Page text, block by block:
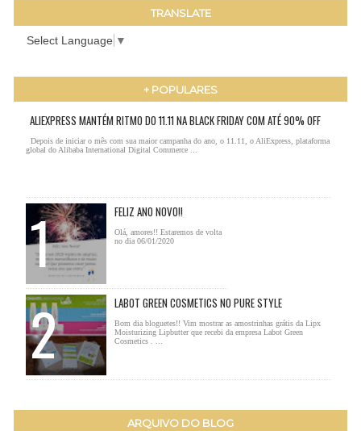
TRANSLATE
Select Language ▼
+ POPULARES
ALIEXPRESS MANTÉM RITMO DO 11.11 NA BLACK FRIDAY COM ATÉ 90% OFF
Depois de iniciar o mês com sua maior campanha do ano, o 11.11, o AliExpress, plataforma
global do Alibaba International Digital Commerce ...
FELIZ ANO NOVO!!
Olá, amores!! Estaremos de volta
no dia 06/01/2020
LABOT GREEN COSMETICS NO PURE STYLE
Bom dia bloguetes!! Vim mostrar as amostrinhas grátis da Lipx
Moisturizing Lipbutter que recebi da empresa Labot Green
Cosmetics . ...
ARQUIVO DO BLOG